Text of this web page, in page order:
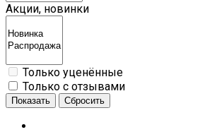
Акции, новинки
Только уценённые
Только с отзывами
Показать Сбросить